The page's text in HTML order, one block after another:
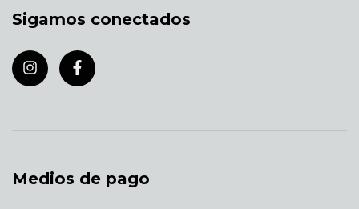
Sigamos conectados
Medios de pago